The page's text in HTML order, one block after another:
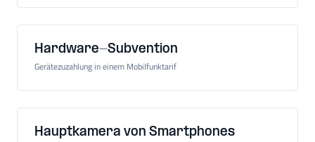
Hardware-Subvention
Gerätezuzahlung in einem Mobilfunktarif
Hauptkamera von Smartphones